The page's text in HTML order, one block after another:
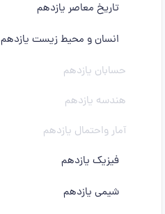
تاریخ معاصر یازدهم
انسان و محیط زیست یازدهم
حسابان یازدهم
هندسه یازدهم
آمار واحتمال یازدهم
فیزیک یازدهم
شیمی یازدهم